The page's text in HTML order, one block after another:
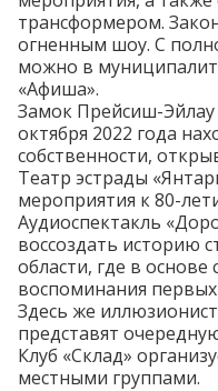
трансформером.
огненным шоу. С
можно в
«Афиша».
Замок Прейсиш-Эйлау
октября 2022 года
собственности,
Театр эстрады
мероприятия к 80-
Аудиоспектакль
воссоздать историю
области, где в
воспоминания
Здесь же
представят
Клуб «Склад»
местными группами.